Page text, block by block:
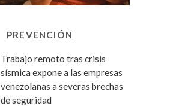
PREVENCIÓN
Trabajo remoto tras crisis
sísmica expone a las empresas
venezolanas a severas brechas
de seguridad